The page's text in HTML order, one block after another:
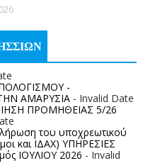
-
ΑΜΑΡΥΣΙΑ- Invalid Date
ΠΡΟΜΗΘΕΙΑΣ 5/26
του υποχρεωτικού
και ΙΔΑΧ) ΥΠΗΡΕΣΙΕΣ
ΙΟΥΛΙΟΥ 2026 - Invalid